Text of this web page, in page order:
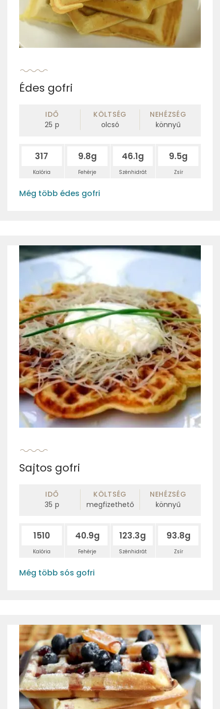
Édes gofri
IDŐ
25 p
KÖLTSÉG
olcsó
NEHÉZSÉG
könnyű
317
Kalória
9.8g
Fehérje
46.1g
Szénhidrát
9.5g
Zsír
Még több édes gofri
Sajtos gofri
IDŐ
35 p
KÖLTSÉG
megfizethető
NEHÉZSÉG
könnyű
1510
Kalória
40.9g
Fehérje
123.3g
Szénhidrát
93.8g
Zsír
Még több sós gofri